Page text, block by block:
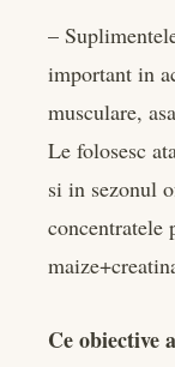
–
important in
musculare,
Le folosesc
si in sezonul
concentratele
Ce obiective